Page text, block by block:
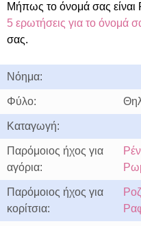
Μήπως το όνομά σας
5 ερωτήσεις για το όνομά
σας.
Νόημα:
Φύλο:
Καταγωγή:
Παρόμοιος ήχος για
αγόρια:
Παρόμοιος ήχος για
κορίτσια: